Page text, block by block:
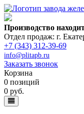
Производство
Отдел продаж: г.
+7 (343) 312-39-69
info@plitapb.ru
Заказать звонок
Корзина
0 позиций
0 руб.